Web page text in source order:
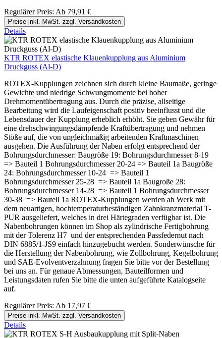
Regulärer Preis: Ab 79,91 €
Preise inkl. MwSt. zzgl. Versandkosten
Details
KTR ROTEX elastische Klauenkupplung aus Aluminium
Druckguss (Al-D)
ROTEX-Kupplungen zeichnen sich durch kleine Baumaße, geringe
Gewichte und niedrige Schwungmomente bei hoher
Drehmomentübertragung aus. Durch die präzise, allseitige
Bearbeitung wird die Laufeigenschaft positiv beeinflusst und die
Lebensdauer der Kupplung erheblich erhöht. Sie geben Gewähr für
eine drehschwingungsdämpfende Kraftübertragung und nehmen
Stöße auf, die von ungleichmäßig arbeitenden Kraftmaschinen
ausgehen. Die Ausführung der Naben erfolgt entsprechend der
Bohrungsdurchmesser: Baugröße 19: Bohrungsdurchmesser 8-19
=> Bauteil 1 Bohrungsdurchmesser 20-24 => Bauteil 1a Baugröße
24: Bohrungsdurchmesser 10-24 => Bauteil 1
Bohrungsdurchmesser 25-28 => Bauteil 1a Baugroße 28:
Bohrungsdurchmesser 14-28 => Bauteil 1 Bohrungsdurchmesser
30-38 => Bauteil 1a ROTEX-Kupplungen werden ab Werk mit
dem neuartigen, hochtemperaturbeständigen Zahnkranzmaterial T-
PUR ausgeliefert, welches in drei Härtegraden verfügbar ist. Die
Nabenbohrungen können im Shop als zylindrische Fertigbohrung
mit der Tolerenz H7 und der entsprechenden Passfedernut nach
DIN 6885/1-JS9 einfach hinzugebucht werden. Sonderwünsche für
die Herstellung der Nabenbohrung, wie Zollbohrung, Kegelbohrung
und SAE-Evolventverzahnung fragen Sie bitte vor der Bestellung
bei uns an. Für genaue Abmessungen, Bauteilformen und
Leistungsdaten rufen Sie bitte die unten aufgeführte Katalogseite
auf.
Regulärer Preis: Ab 17,97 €
Preise inkl. MwSt. zzgl. Versandkosten
Details